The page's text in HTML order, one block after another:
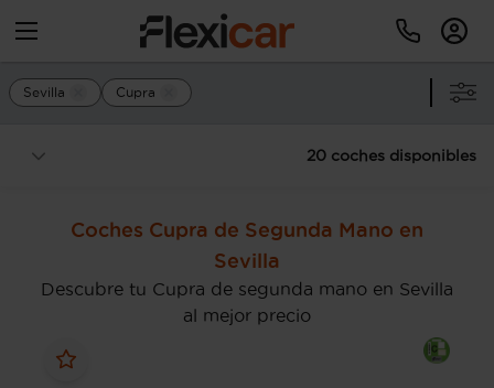
Sevilla Cupra
20 coches disponibles
Coches Cupra de Segunda Mano en
Sevilla
Descubre tu Cupra de segunda mano en Sevilla
al mejor precio